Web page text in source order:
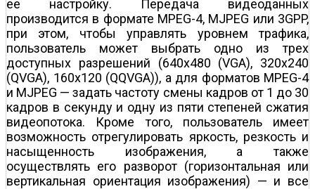
ее настройку. Передача видеоданных
производится в формате MPEG-4, MJPEG или 3GPP,
при этом, чтобы управлять уровнем трафика,
пользователь может выбрать одно из трех
доступных разрешений (640x480 (VGA), 320x240
(QVGA), 160x120 (QQVGA)), а для форматов MPEG-4
и MJPEG — задать частоту смены кадров от 1 до 30
кадров в секунду и одну из пяти степеней сжатия
видеопотока. Кроме того, пользователь имеет
возможность отрегулировать яркость, резкость и
насыщенность изображения, а также
осуществлять его разворот (горизонтальная или
вертикальная ориентация изображения) — и все